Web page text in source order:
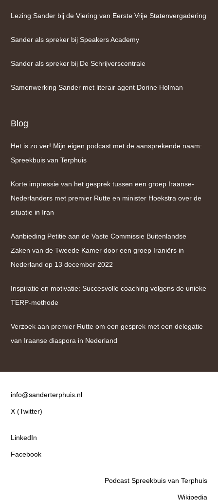
Lezing Sander bij de Viering van Eerste Vrije Statenvergadering
Sander als spreker bij Speakers Academy
Sander als spreker bij De Schrijverscentrale
Samenwerking Sander met literair agent Dorine Holman
Blog
Het is zo ver! Mijn eigen podcast met de aansprekende naam:
Spreekbuis van Terphuis
Korte impressie van het gesprek tussen een groep Iraanse-
Nederlanders met premier Rutte en minister Hoekstra over de
situatie in Iran
Aanbieding Petitie aan de Vaste Commissie Buitenlandse
Zaken van de Tweede Kamer door een groep Iraniërs in
Nederland op 13 december 2022
Inspiratie en motivatie: Succesvolle coaching volgens de unieke
TERP-methode
Verzoek aan premier Rutte om een gesprek met een delegatie
van Iraanse diaspora in Nederland
Contact
info@sanderterphuis.nl
X (Twitter)
LinkedIn
Facebook
Podcast Spreekbuis van Terphuis
Wikipedia